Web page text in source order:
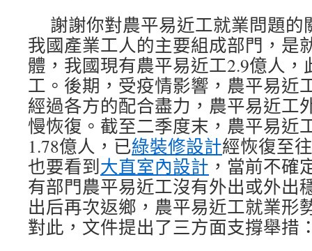
謝謝你對農平易近工就業問題
我國產業工人的主要組成部門，是
體，我國現有農平易近工2.9億人，
工。後期，受疫情影響，農平易近
經過各方的配合盡力，農平易近工
慢恢復。截至二季度末，農平易近
1.78億人，已綠裝修設計經恢復至
也要看到大直室內設計 ，當前不確
有部門農平易近工沒有外出或外出
出后再次返鄉，農平易近工就業形
對此，文件提出了三方面支撐舉措